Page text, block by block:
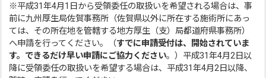
※平成31年4月1日から受領委任の取扱いを希望される場合は、事
前に九州厚生局佐賀事務所（佐賀県以外に所在する施術所にあっ
ては、その所在地を管轄する地方厚生（支）局都道府県事務所）
へ申請を行ってください。（すでに申請受付は、開始されていま
す。できるだけ早い申請にご協力ください。）平成31年4月2日以
降に受領委任の取扱いを希望する場合は、平成31年4月2日以降、